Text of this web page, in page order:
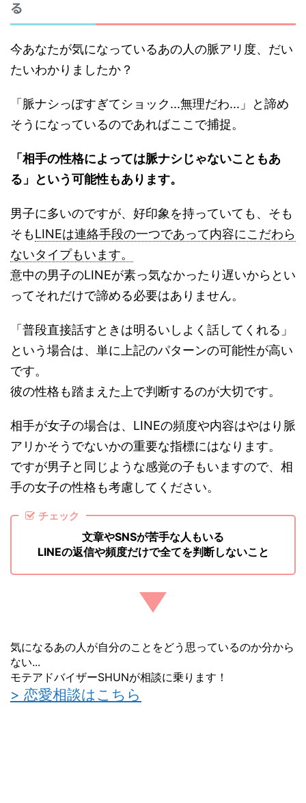
る
今あなたが気になっているあの人の脈アリ度、だい
たいわかりましたか？
「脈ナシっぽすぎてショック...無理だわ...」と諦め
そうになっているのであればここで捕捉。
「相手の性格によっては脈ナシじゃないこともあ
る」という可能性もあります。
男子に多いのですが、好印象を持っていても、そも
そもLINEは連絡手段の一つであって内容にこだわら
ないタイプもいます。
意中の男子のLINEが素っ気なかったり遅いからとい
ってそれだけで諦める必要はありません。
「普段直接話すときは明るいしよく話してくれる」
という場合は、単に上記のパターンの可能性が高い
です。
彼の性格も踏まえた上で判断するのが大切です。
相手が女子の場合は、LINEの頻度や内容はやはり脈
アリかそうでないかの重要な指標にはなります。
ですが男子と同じような感覚の子もいますので、相
手の女子の性格も考慮してください。
チェック
文章やSNSが苦手な人もいる
LINEの返信や頻度だけで全てを判断しないこと
気になるあの人が自分のことをどう思っているのか分から
ない...
モテアドバイザーSHUNが相談に乗ります！
> 恋愛相談はこちら